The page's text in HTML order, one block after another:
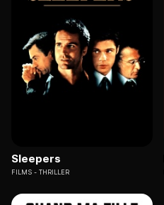
Sleepers
FILMS THRILLER